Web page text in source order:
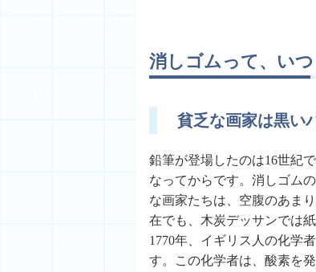
消しゴムって、い
貧乏な画家は黒い
鉛筆が登場したのは16世紀
なってからです。消しゴム
な画家たちは、空腹のあま
在でも、木炭デッサンでは
1770年、イギリス人の化学
す。この化学者は、酸素を